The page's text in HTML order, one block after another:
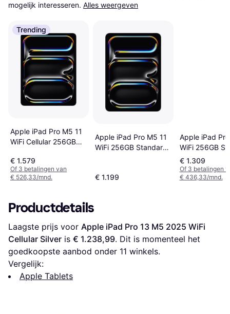
mogelijk interesseren. Alles weergeven
Trending
Apple iPad Pro M5 11
WiFi Cellular 256GB
€ 1.579
Of 3 betalingen van
€ 526,33/mnd.
Apple iPad Pro M5 11
WiFi 256GB Standard
€ 1.199
Apple iPad
WiFi 256GB
€ 1.309
Of 3 betalingen
€ 436,33/mnd.
Productdetails
Laagste prijs voor Apple iPad Pro 13 M5 2025 WiFi
Cellular Silver is € 1.238,99. Dit is momenteel het
goedkoopste aanbod onder 11 winkels.
Vergelijk:
Apple Tablets